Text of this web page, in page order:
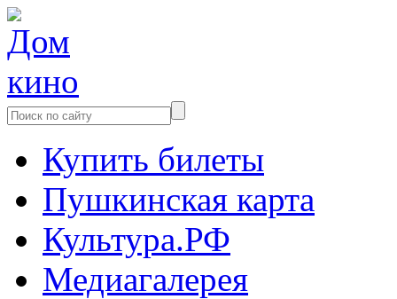
Купить билеты
Пушкинская карта
Культура.РФ
Медиагалерея